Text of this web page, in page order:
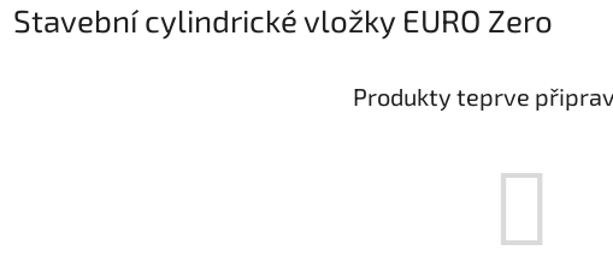
Stavební cylindrické vložky EURO Zero
Produkty teprve